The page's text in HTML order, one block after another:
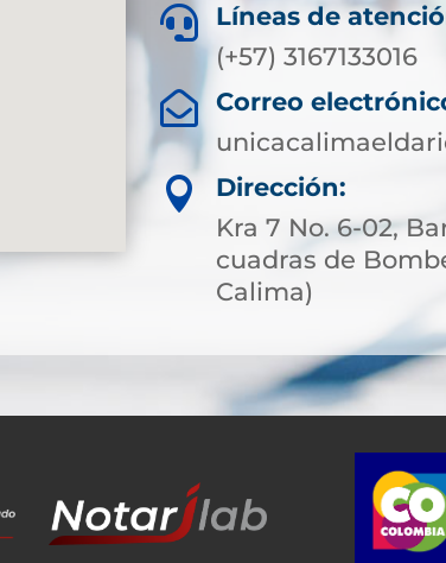

Líneas de
(+57) 3167133016

Correo

Dirección:
Kra 7 No. 6-02,
cuadras de
Calima)